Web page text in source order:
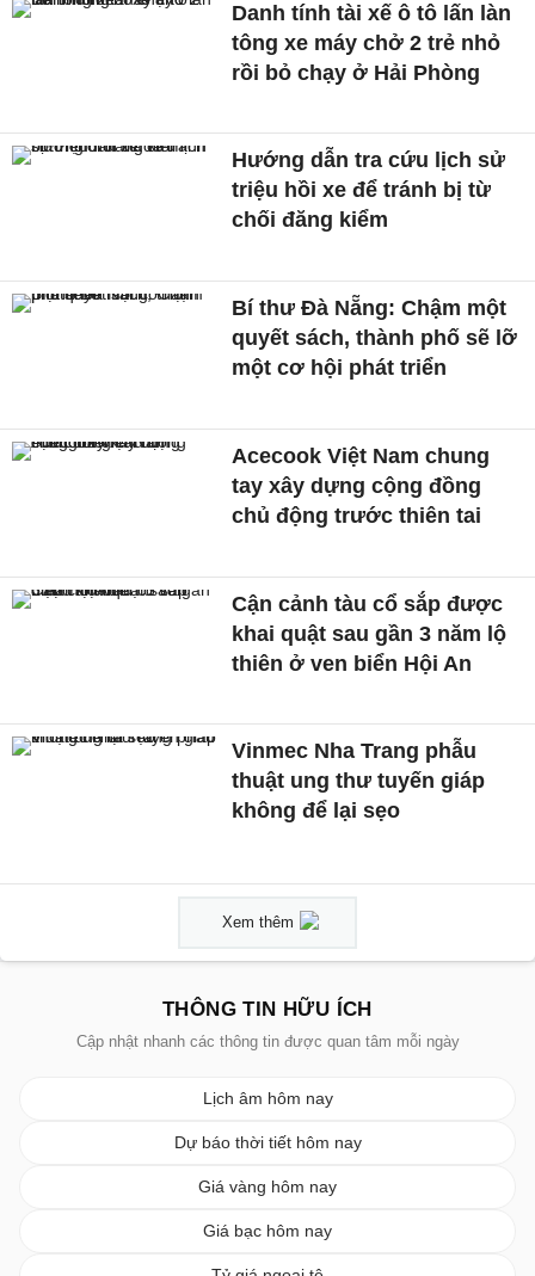
Danh tính tài xế ô tô lấn làn
tông xe máy chở 2 trẻ nhỏ
rồi bỏ chạy ở Hải Phòng
Hướng dẫn tra cứu lịch sử
triệu hồi xe để tránh bị từ
chối đăng kiểm
Bí thư Đà Nẵng: Chậm một
quyết sách, thành phố sẽ lỡ
một cơ hội phát triển
Acecook Việt Nam chung
tay xây dựng cộng đồng
chủ động trước thiên tai
Cận cảnh tàu cổ sắp được
khai quật sau gần 3 năm lộ
thiên ở ven biển Hội An
Vinmec Nha Trang phẫu
thuật ung thư tuyến giáp
không để lại sẹo
Xem thêm
THÔNG TIN HỮU ÍCH
Cập nhật nhanh các thông tin được quan tâm mỗi ngày
Lịch âm hôm nay
Dự báo thời tiết hôm nay
Giá vàng hôm nay
Giá bạc hôm nay